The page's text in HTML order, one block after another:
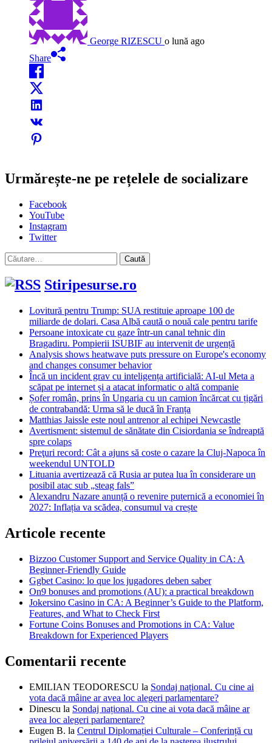
George RIZESCU o lună ago
Share
Urmărește-ne pe rețelele de socializare
Facebook
YouTube
Instagram
Twitter
Caută
după:
Stiripesurse.ro
Lovitură pentru Trump: SUA restituie aproape 100 de
miliarde de dolari. Casa Albă caută o nouă cale pentru tarife
Persoane intoxicate cu gaze într-un canal tehnic din
Bragadiru. Pompierii ISUBIF au intervenit de urgență
Analysis shows heatwave puts pressure on Europe's economy
and changes consumer behavior
Încă un incident grav cu inteligența artificială: AI-ul Meta a
scăpat pe internet și a atacat informatic o altă companie
Șofer român, prins în Ungaria cu un camion încărcat cu țigări
de contrabandă: Urma să le ducă în Franța
Matthias Jaissle este noul antrenor al echipei Newcastle
Avertisment: sistemul de sănătate din Cisiordania se îndreaptă
spre colaps
Preţuri record: Cât a ajuns să coste o cazare la Cluj-Napoca în
weekendul UNTOLD
Lituania avertizează că Rusia ar putea lua în considerare un
posibil atac sub „steag fals”
Alexandru Nazare anunță o revenire puternică a economiei în
2027: Inflația va scădea, consumul va crește
Articole recente
Bizzoo Customer Support and Service Quality in CA: A
Beginner-Friendly Guide
Ggbet Casino: lo que los jugadores deben saber
On9 bonuses and promotions (AU): a practical breakdown
Jokersino Casino in CA: A Beginner’s Guide to the Platform,
Features, and What to Check First
Fortune Coins Bonuses and Promotions in CA: Value
Breakdown for Experienced Players
Comentarii recente
EMILIAN TEODORESCU la Sondaj național. Cu cine ai
vota dacă mâine ar avea loc alegeri parlamentare?
Dinescu la Sondaj național. Cu cine ai vota dacă mâine ar
avea loc alegeri parlamentare?
Eugen B. la Centrul Diplomației Culturale – Conferință cu